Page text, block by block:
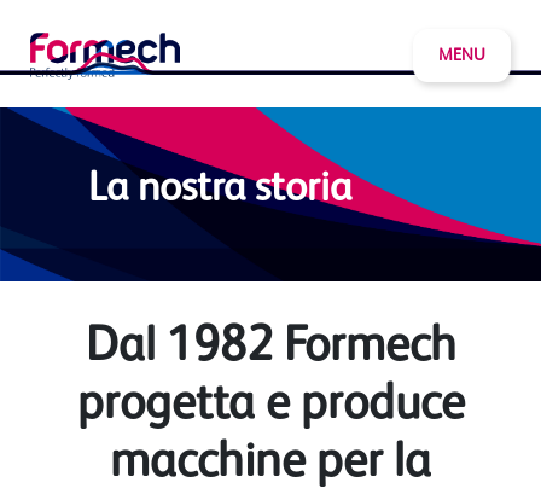
MENU
La nostra storia
Dal 1982 Formech
progetta e produce
macchine per la